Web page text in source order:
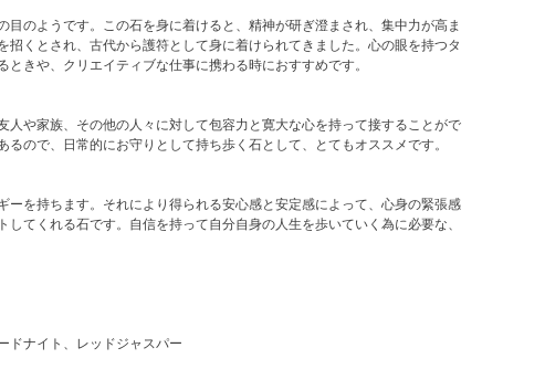
のようです。この石を身に着けると、精神が研ぎ澄まされ、集中力が高ま
くとされ、古代から護符として身に着けられてきました。心の眼を持つタ
きや、クリエイティブな仕事に携わる時におすすめです。
や家族、その他の人々に対して包容力と寛大な心を持って接することがで
ので、日常的にお守りとして持ち歩く石として、とてもオススメです。
を持ちます。それにより得られる安心感と安定感によって、心身の緊張感
てくれる石です。自信を持って自分自身の人生を歩いていく為に必要な、
ドナイト、レッドジャスパー